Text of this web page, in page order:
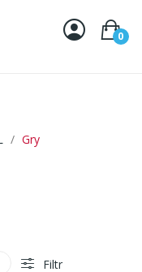
0
Gry
Filtr